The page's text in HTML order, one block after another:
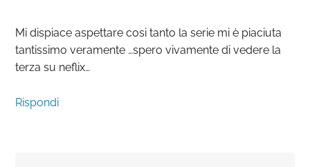
Mi dispiace aspettare cosi tanto la serie mi è piaciuta
tantissimo veramente …spero vivamente di vedere la
terza su neflix…
Rispondi